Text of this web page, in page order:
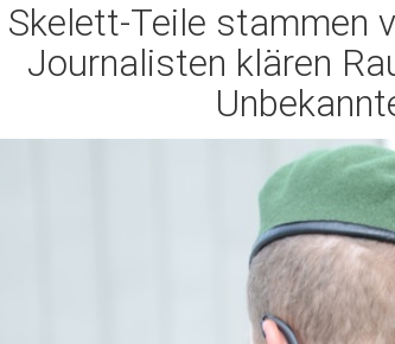
Skelett-Teile stammen
Journalisten klären